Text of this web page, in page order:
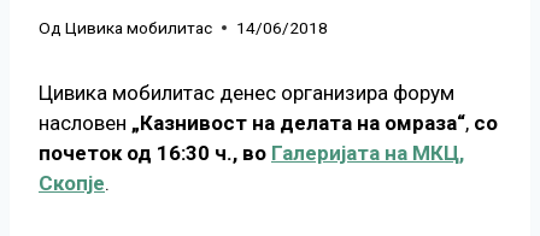
Од Цивика мобилитас 14/06/2018
Цивика мобилитас денес организира форум
насловен „Казнивост на делата на омраза“, со
почеток од 16:30 ч., во Галеријата на МКЦ,
Скопје.